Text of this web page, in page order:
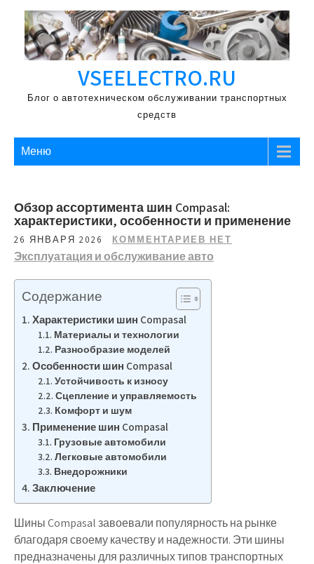
Перейти
содержимому
VSEELECTRO.RU
Блог о автотехническом обслуживании транспортных
средств
Меню
Обзор ассортимента шин Compasal:
характеристики, особенности и применение
26 ЯНВАРЯ 2026 КОММЕНТАРИЕВ НЕТ
Эксплуатация и обслуживание авто
Содержание
Характеристики шин Compasal
Материалы и технологии
Разнообразие моделей
Особенности шин Compasal
Устойчивость к износу
Сцепление и управляемость
Комфорт и шум
Применение шин Compasal
Грузовые автомобили
Легковые автомобили
Внедорожники
Заключение
Шины Compasal завоевали популярность на рынке
благодаря своему качеству и надежности. Эти шины
предназначены для различных типов транспортных